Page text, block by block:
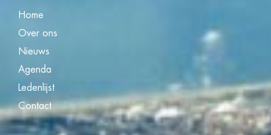
Home
Over ons
Nieuws
Agenda
Ledenlijst
Contact